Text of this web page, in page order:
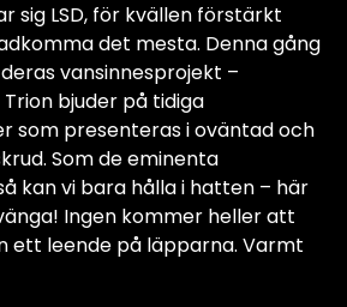
sig LSD, för kvällen förstärkt
det mesta. Denna gång
vansinnesprojekt –
Trion bjuder på tidiga
som presenteras i oväntad och
Som de eminenta
kan vi bara hålla i hatten – här
Ingen kommer heller att
ett leende på läpparna. Varmt